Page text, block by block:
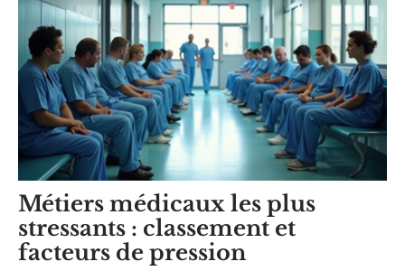
Métiers médicaux les plus
stressants : classement et
facteurs de pression